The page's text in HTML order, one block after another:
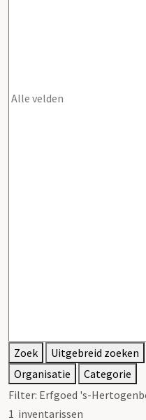
Zoek
Uitgebreid zoeken
Organisatie
Categorie
Filter: Erfgoed 's-
1 inventarissen